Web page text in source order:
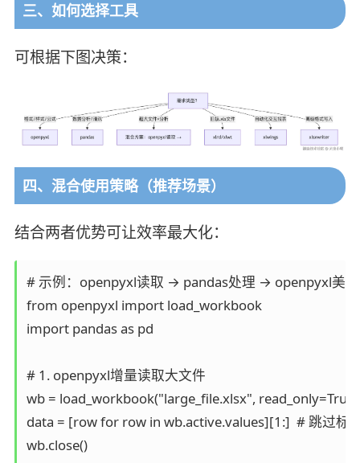
三、如何选择工具
可根据下图决策：
四、混合使用策略（推荐场景）
结合两者优势可让效率最大化：
# 示例：openpyxl读取 → pandas处理 → openpyxl美
from openpyxl import load_workbook
import pandas as pd
# 1. openpyxl增量读取大文件
wb = load_workbook("large_file.xlsx", read_only=True)
data = [row for row in wb.active.values][1:]  # 跳过标
wb.close()